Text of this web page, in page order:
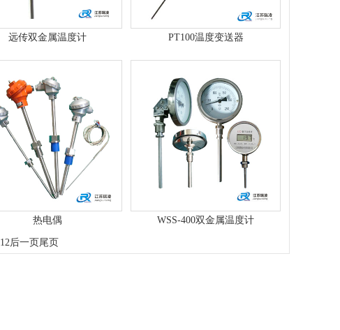
远传双金属温度计 PT100温度变送器
热电偶 WSS-400双金属温度计
12后一页尾页